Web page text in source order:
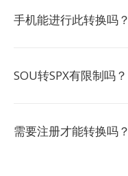
手机能进行此转换吗？
SOU转SPX有限制吗？
需要注册才能转换吗？